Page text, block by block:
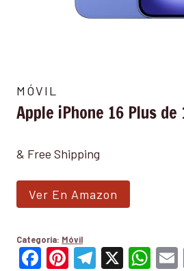
MÓVIL
Apple iPhone 16 Plus de
& Free Shipping
Ver En Amazon
Categoría: Móvil
Facebook
Pinterest
Telegram
X